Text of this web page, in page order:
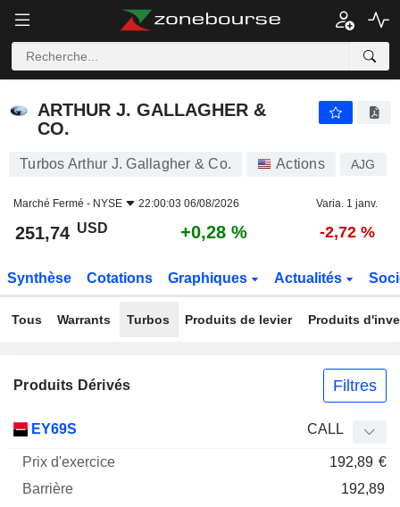
ARTHUR J. GALLAGHER &
CO.
Turbos Arthur J. Gallagher & Co. Actions AJG
Marché Fermé - NYSE 22:00:03 06/08/2026 Varia. 1 janv.
251,74 USD +0,28 % -2,72 %
Synthèse Cotations Graphiques Actualités
Tous Warrants Turbos Produits de levier Produits
Produits Dérivés Filtres
Mnemo Type
EY69S CALL
192,89 €
192,89